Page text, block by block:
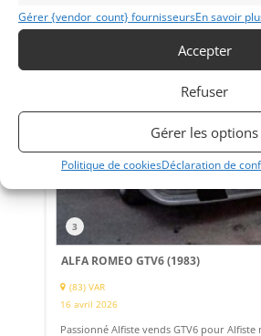
Gérer {vendor_count} fournisseursEn savoir
Accepter
Refuser
Gérer les options
Politique de cookiesDéclaration de
3
ALFA ROMEO GTV6 (1983)
(83) VAR
16 avril 2026
Passionné Alfiste vends GTV6 pour